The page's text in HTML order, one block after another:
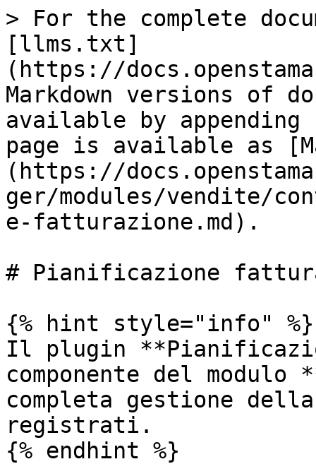
> For the complete
[llms.txt]
(https://
Markdown versions of
available by
page is available as
(https://
ger/modules/vendite/
e-fatturazione.md).
# Pianificazione
{% hint style="info" %}
Il plugin
componente del
completa gestione
registrati.
{% endhint %}